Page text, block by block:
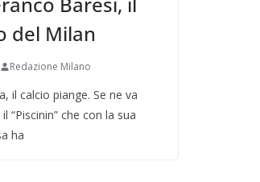
del Milan
Redazione Milano
il calcio piange. Se ne va
“Piscinin” che con la sua
ha